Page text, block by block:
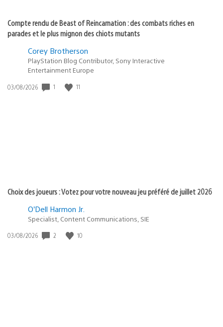
Compte rendu de Beast of Reincarnation : des combats riches en
parades et le plus mignon des chiots mutants
Corey Brotherson
PlayStation Blog Contributor, Sony Interactive
Entertainment Europe
Date
03/08/2026 1 11
Choix des joueurs : Votez pour votre nouveau jeu préféré de juillet 2026
O’Dell Harmon Jr.
Specialist, Content Communications, SIE
Date
03/08/2026 2 10